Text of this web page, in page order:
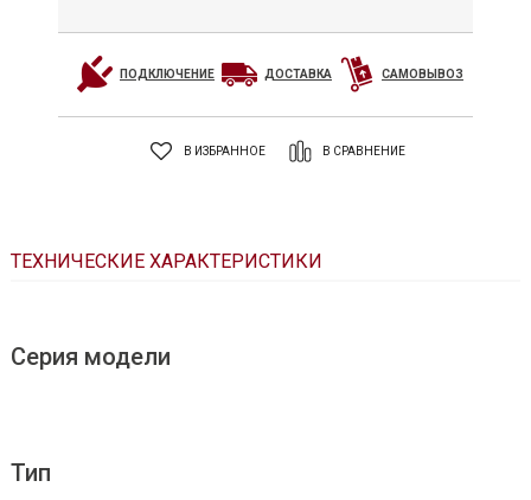
ПОДКЛЮЧЕНИЕ ДОСТАВКА САМОВЫВОЗ
В ИЗБРАННОЕ В СРАВНЕНИЕ
ТЕХНИЧЕСКИЕ ХАРАКТЕРИСТИКИ
Серия модели
Тип